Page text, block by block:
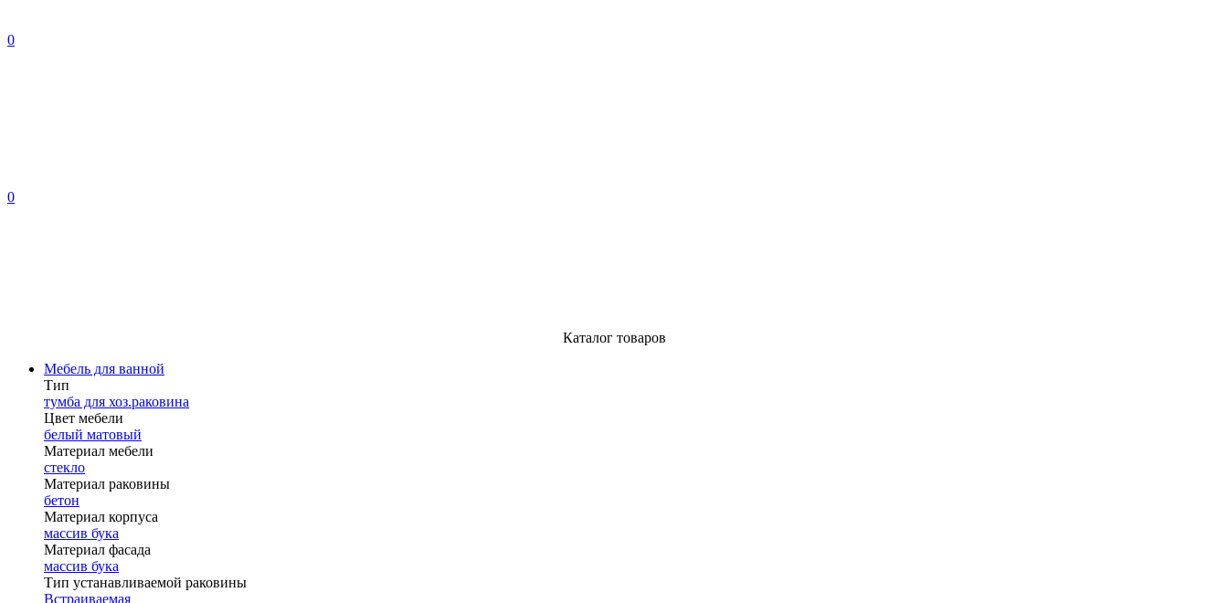
0
0
Каталог товаров
Мебель для ванной
Тип
тумба для хоз.раковина
Цвет мебели
белый матовый
Материал мебели
стекло
Материал раковины
бетон
Материал корпуса
массив бука
Материал фасада
массив бука
Тип устанавливаемой раковины
Встраиваемая